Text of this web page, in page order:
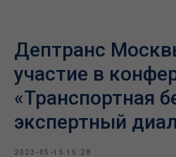
Дептранс
участие в
«Транспортная
экспертный
2023-05-15 15:28